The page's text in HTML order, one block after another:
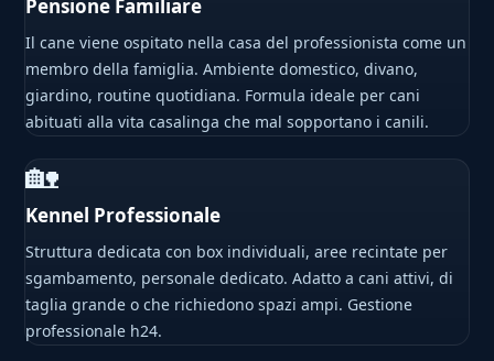
Pensione Familiare
Il cane viene ospitato nella casa del professionista come un
membro della famiglia. Ambiente domestico, divano,
giardino, routine quotidiana. Formula ideale per cani
abituati alla vita casalinga che mal sopportano i canili.
🏡
Kennel Professionale
Struttura dedicata con box individuali, aree recintate per
sgambamento, personale dedicato. Adatto a cani attivi, di
taglia grande o che richiedono spazi ampi. Gestione
professionale h24.